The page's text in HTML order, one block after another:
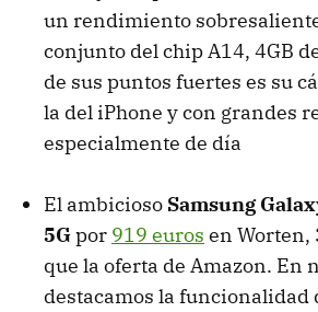
un rendimiento
conjunto del chip A14, 4GB
de sus puntos fuertes es su
la del iPhone y con grandes
especialmente de día
El ambicioso Samsung
5Gpor 919 euros en Worten,
que la oferta de Amazon. En
destacamos la funcionalidad